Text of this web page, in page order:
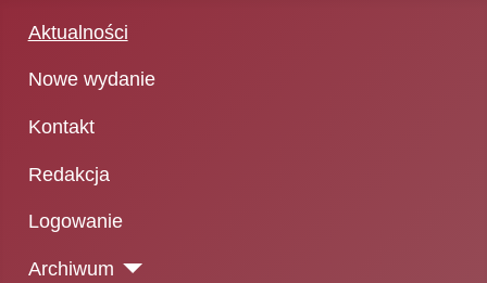
Aktualności
Nowe wydanie
Kontakt
Redakcja
Logowanie
Archiwum